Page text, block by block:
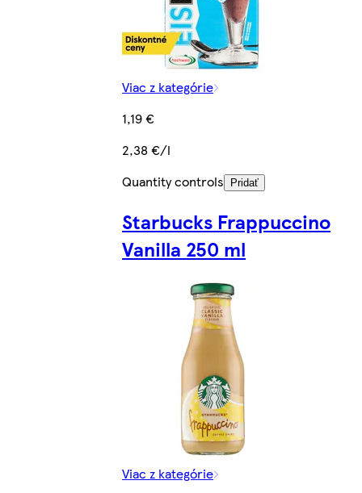
Viac z kategórie
1,19 €
2,38 €/l
Quantity controls
Pridať
Starbucks Frappuccino
Vanilla 250 ml
Viac z kategórie